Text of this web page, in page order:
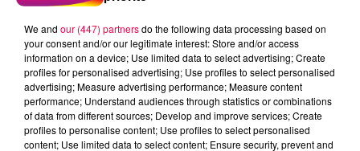
We and our (447) partnersdo the following data processing based on
your consent and/or our legitimate interest: Store and/or access
information on a device; Use limited data to select advertising; Create
profiles for personalised advertising; Use profiles to select personalised
advertising; Measure advertising performance; Measure content
performance; Understand audiences through statistics or combinations
of data from different sources; Develop and improve services; Create
profiles to personalise content; Use profiles to select personalised
content; Use limited data to select content; Ensure security, prevent and